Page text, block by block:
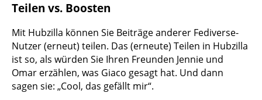
Teilen vs. Boosten
Mit Hubzilla können Sie Beiträge anderer Fediverse-
Nutzer (erneut) teilen. Das (erneute) Teilen in Hubzilla
ist so, als würden Sie Ihren Freunden Jennie und
Omar erzählen, was Giaco gesagt hat. Und dann
sagen sie: „Cool, das gefällt mir“.